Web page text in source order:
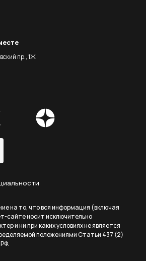
пр., 1Ж
на то, что вся информация (включая
сайте носит исключительно
и ни при каких условиях не является
положениями Статьи 437 (2)